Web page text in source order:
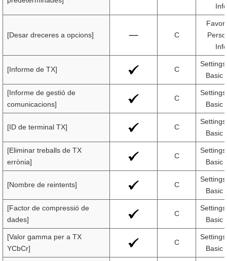
[Desar dreceres a opcions] C
[Informe de TX] C
Basic
[Informe de gestió de
comunicacions]
C
Basic
[ID de terminal TX] C
Basic
[Eliminar treballs de TX
errònia]
C
Basic
[Nombre de reintents] C
Basic
[Factor de compressió de
dades]
C
Basic
[Valor gamma per a TX
YCbCr]
C
Basic